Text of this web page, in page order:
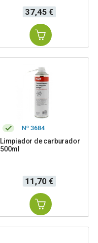
Precio
37,45 €
Nº 3684
Limpiador de carburador
500ml
Precio
11,70 €